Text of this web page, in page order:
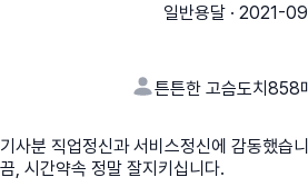
일반용달 · 2021-
튼튼한 고슴도치858
기사분 직업정신과 서비스정신에 감동했습
끔, 시간약속 정말 잘지키십니다.